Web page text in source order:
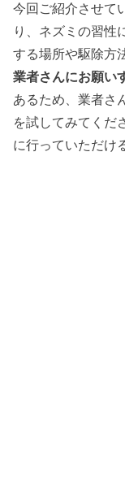
今回ご紹介させて
り、ネズミの習性
する場所や駆除方
業者さんにお願い
あるため、業者さ
を試してみてくだ
に行っていただけ